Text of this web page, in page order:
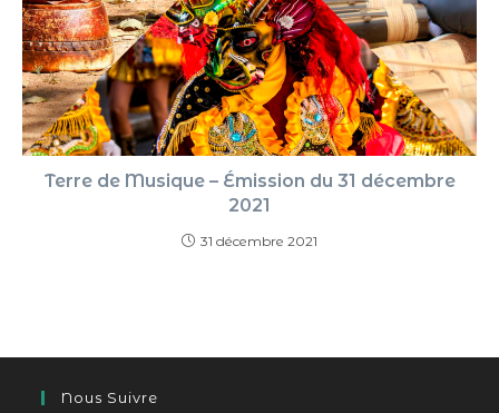
Terre de Musique – Émission du 31 décembre
2021
31 décembre 2021
Nous Suivre